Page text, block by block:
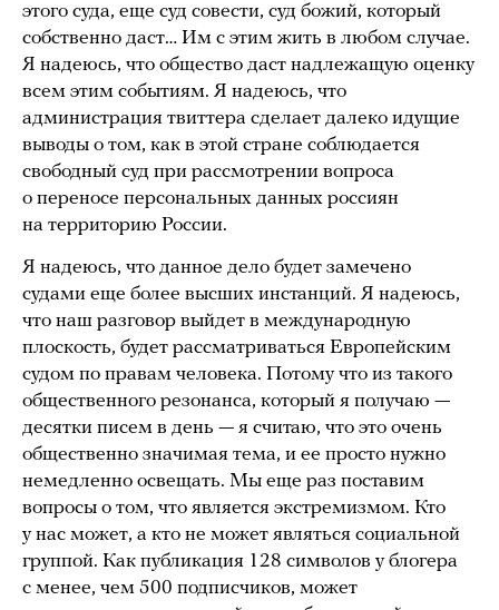
этого суда, еще суд совести, суд божий, который
собственно даст… Им с этим жить в любом случае.
Я надеюсь, что общество даст надлежащую оценку
всем этим событиям. Я надеюсь, что
администрация твиттера сделает далеко идущие
выводы о том, как в этой стране соблюдается
свободный суд при рассмотрении вопроса
о переносе персональных данных россиян
на территорию России.
Я надеюсь, что данное дело будет замечено
судами еще более высших инстанций. Я надеюсь,
что наш разговор выйдет в международную
плоскость, будет рассматриваться Европейским
судом по правам человека. Потому что из такого
общественного резонанса, который я получаю —
десятки писем в день — я считаю, что это очень
общественно значимая тема, и ее просто нужно
немедленно освещать. Мы еще раз поставим
вопросы о том, что является экстремизмом. Кто
у нас может, а кто не может являться социальной
группой. Как публикация 128 символов у блогера
с менее, чем 500 подписчиков, может